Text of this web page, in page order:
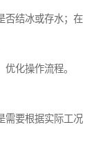
否结冰或存水；在
化操作流程。
需要根据实际工况